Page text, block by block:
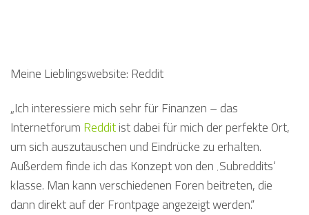
Meine Lieblingswebsite: Reddit
„Ich interessiere mich sehr für Finanzen – das
Internetforum Redditist dabei für mich der perfekte Ort,
um sich auszutauschen und Eindrücke zu erhalten.
Außerdem finde ich das Konzept von den ‚Subreddits‘
klasse. Man kann verschiedenen Foren beitreten, die
dann direkt auf der Frontpage angezeigt werden.“